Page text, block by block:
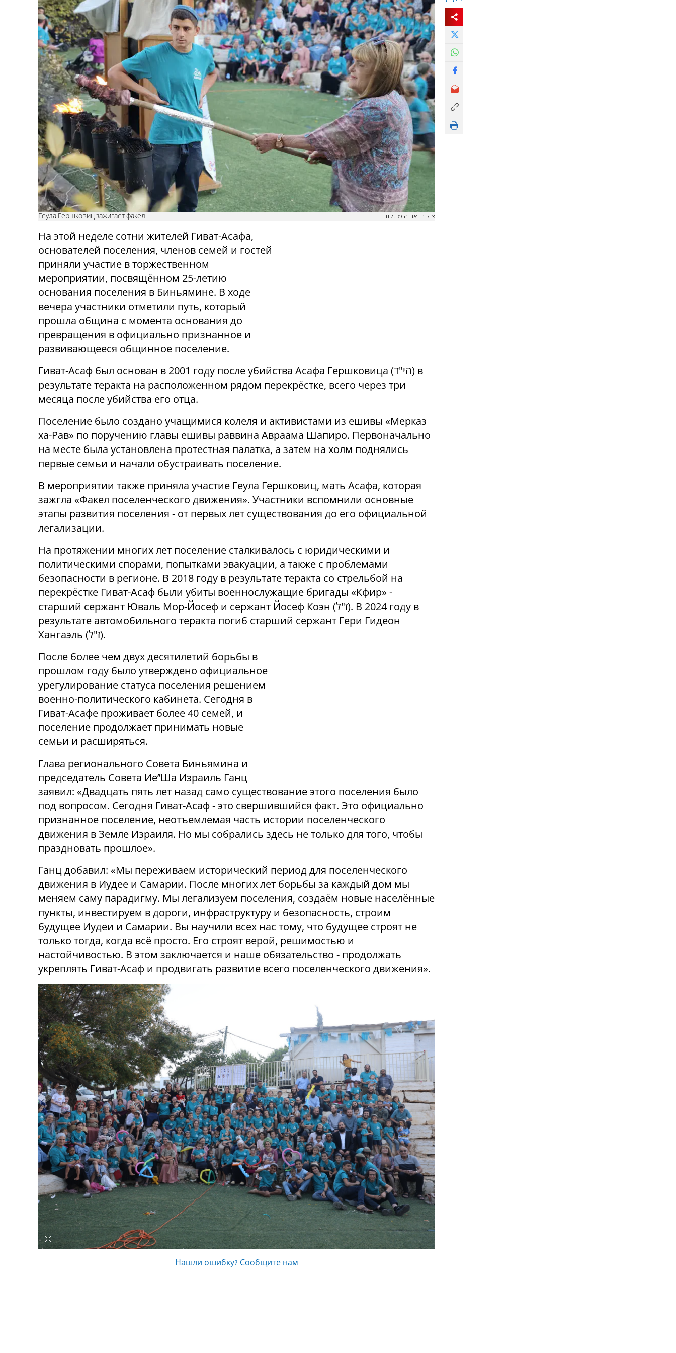
Геула Гершковиц зажигает факел צילום: אריה מינקוב
На этой неделе сотни жителей Гиват-Асафа,
основателей поселения, членов семей и гостей
приняли участие в торжественном
мероприятии, посвящённом 25-летию
основания поселения в Биньямине. В ходе
вечера участники отметили путь, который
прошла община с момента основания до
превращения в официально признанное и
развивающееся общинное поселение.
Гиват-Асаф был основан в 2001 году после убийства Асафа Гершковица (הי"ד) в
результате теракта на расположенном рядом перекрёстке, всего через три
месяца после убийства его отца.
Поселение было создано учащимися колеля и активистами из ешивы «Мерказ
ха-Рав» по поручению главы ешивы раввина Авраама Шапиро. Первоначально
на месте была установлена протестная палатка, а затем на холм поднялись
первые семьи и начали обустраивать поселение.
В мероприятии также приняла участие Геула Гершковиц, мать Асафа, которая
зажгла «Факел поселенческого движения». Участники вспомнили основные
этапы развития поселения - от первых лет существования до его официальной
легализации.
На протяжении многих лет поселение сталкивалось с юридическими и
политическими спорами, попытками эвакуации, а также с проблемами
безопасности в регионе. В 2018 году в результате теракта со стрельбой на
перекрёстке Гиват-Асаф были убиты военнослужащие бригады «Кфир» -
старший сержант Юваль Мор-Йосеф и сержант Йосеф Коэн (ז"ל). В 2024 году в
результате автомобильного теракта погиб старший сержант Гери Гидеон
Хангаэль (ז"ל).
После более чем двух десятилетий борьбы в
прошлом году было утверждено официальное
урегулирование статуса поселения решением
военно-политического кабинета. Сегодня в
Гиват-Асафе проживает более 40 семей, и
поселение продолжает принимать новые
семьи и расширяться.
Глава регионального Совета Биньямина и
председатель Совета Ие’’Ша Израиль Ганц
заявил: «Двадцать пять лет назад само существование этого поселения было
под вопросом. Сегодня Гиват-Асаф - это свершившийся факт. Это официально
признанное поселение, неотъемлемая часть истории поселенческого
движения в Земле Израиля. Но мы собрались здесь не только для того, чтобы
праздновать прошлое».
Ганц добавил: «Мы переживаем исторический период для поселенческого
движения в Иудее и Самарии. После многих лет борьбы за каждый дом мы
меняем саму парадигму. Мы легализуем поселения, создаём новые населённые
пункты, инвестируем в дороги, инфраструктуру и безопасность, строим
будущее Иудеи и Самарии. Вы научили всех нас тому, что будущее строят не
только тогда, когда всё просто. Его строят верой, решимостью и
настойчивостью. В этом заключается и наше обязательство - продолжать
укреплять Гиват-Асаф и продвигать развитие всего поселенческого движения».
Нашли ошибку? Сообщите нам